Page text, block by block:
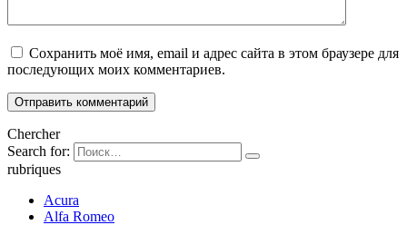
Сохранить моё имя, email и адрес сайта в этом браузере для
последующих моих комментариев.
Chercher
Search for:
rubriques
Acura
Alfa Romeo